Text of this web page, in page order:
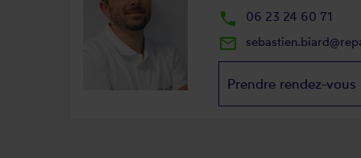
local_phone 06 23 24 60 71
mail_outline
Prendre rendez-vous